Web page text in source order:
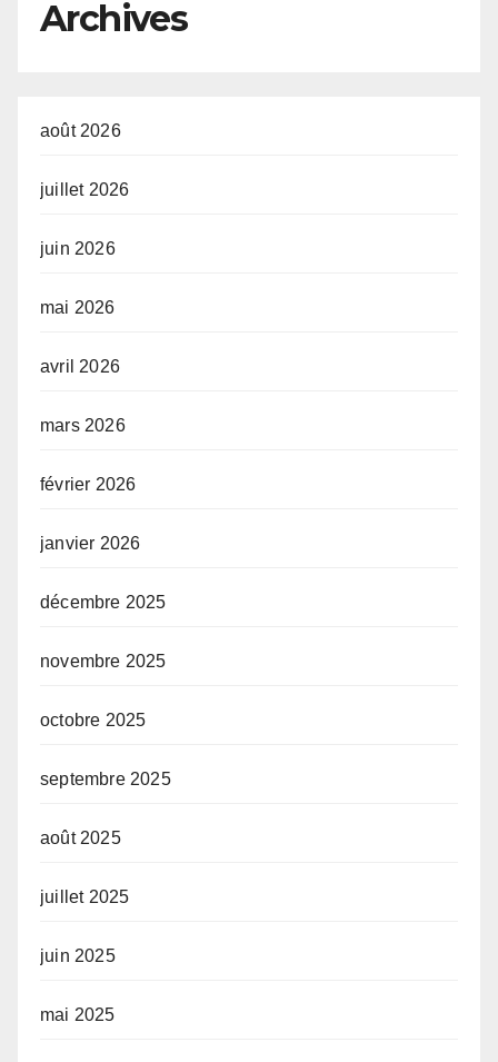
(AUDA-NEPAD)
Archives
août 2026
juillet 2026
juin 2026
mai 2026
avril 2026
mars 2026
février 2026
janvier 2026
décembre 2025
novembre 2025
octobre 2025
septembre 2025
août 2025
juillet 2025
juin 2025
mai 2025